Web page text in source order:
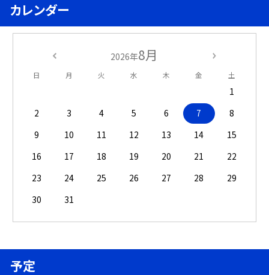
カレンダー
2026年8月
日 月 火 水 木 金 土
1
2
3 4 5 6 7
8
9
10 11 12 13 14
15
16
17 18 19 20 21
22
23
24 25 26 27 28
29
30
31
予定